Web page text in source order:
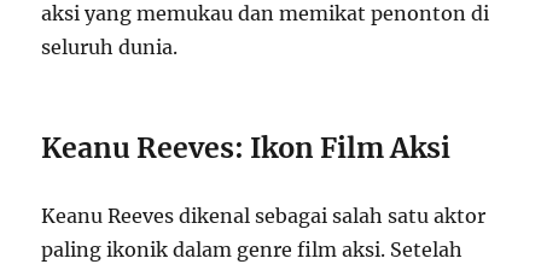
aksi yang memukau dan memikat penonton di
seluruh dunia.
Keanu Reeves: Ikon Film Aksi
Keanu Reeves dikenal sebagai salah satu aktor
paling ikonik dalam genre film aksi. Setelah